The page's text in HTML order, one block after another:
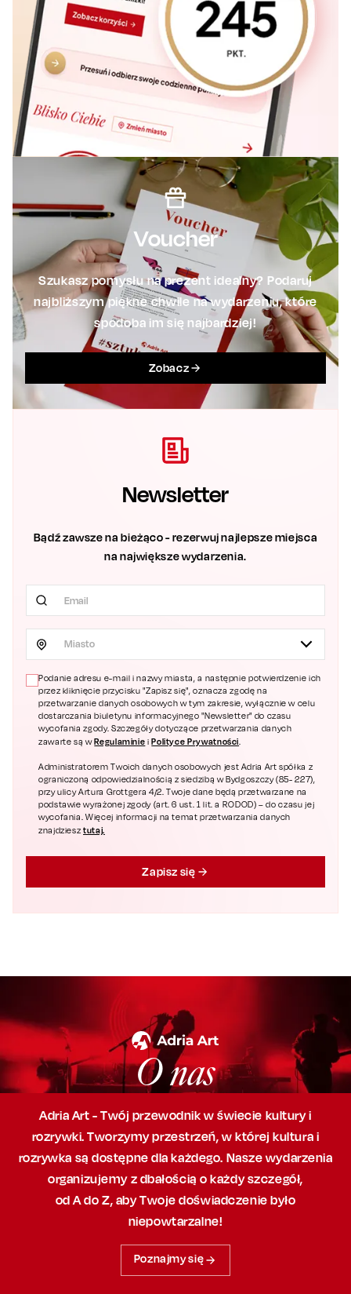
Voucher
Szukasz pomysłu na prezent idealny? Podaruj
najbliższym piękne chwile na wydarzeniu, które
spodoba im się najbardziej!
Zobacz
Newsletter
Bądź zawsze na bieżąco - rezerwuj najlepsze miejsca
na największe wydarzenia.
Miasto
Podanie adresu e-mail i nazwy miasta, a następnie potwierdzenie ich
przez kliknięcie przycisku "Zapisz się", oznacza zgodę na
przetwarzanie danych osobowych w tym zakresie, wyłącznie w celu
dostarczania biuletynu informacyjnego "Newsletter" do czasu
wycofania zgody. Szczegóły dotyczące przetwarzania danych
zawarte są wRegulaminie i Polityce Prywatności.
Administratorem Twoich danych osobowych jest Adria Art spółka z
ograniczoną odpowiedzialnością z siedzibą w Bydgoszczy (85- 227),
przy ulicy Artura Grottgera 4/2. Twoje dane będą przetwarzane na
podstawie wyrażonej zgody (art. 6 ust. 1 lit. a RODOD) – do czasu jej
wycofania. Więcej informacji na temat przetwarzania danych
znajdziesztutaj.
Zapisz się
O nas
Adria Art - Twój przewodnik w świecie kultury i
rozrywki. Tworzymy przestrzeń,w której kultura i
rozrywka są dostępne dla każdego. Nasze wydarzenia
organizujemy z dbałością o każdy szczegół,
od A do Z, abyTwoje doświadczenie było
niepowtarzalne!
Poznajmy się